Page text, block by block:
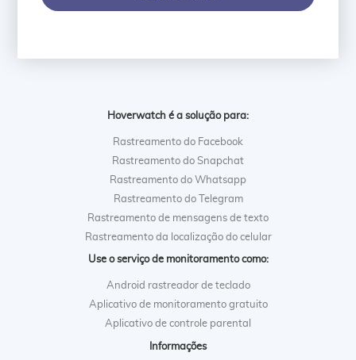
Hoverwatch é a solução para:
Rastreamento do Facebook
Rastreamento do Snapchat
Rastreamento do Whatsapp
Rastreamento do Telegram
Rastreamento de mensagens de texto
Rastreamento da localização do celular
Use o serviço de monitoramento como:
Android rastreador de teclado
Aplicativo de monitoramento gratuito
Aplicativo de controle parental
Informações